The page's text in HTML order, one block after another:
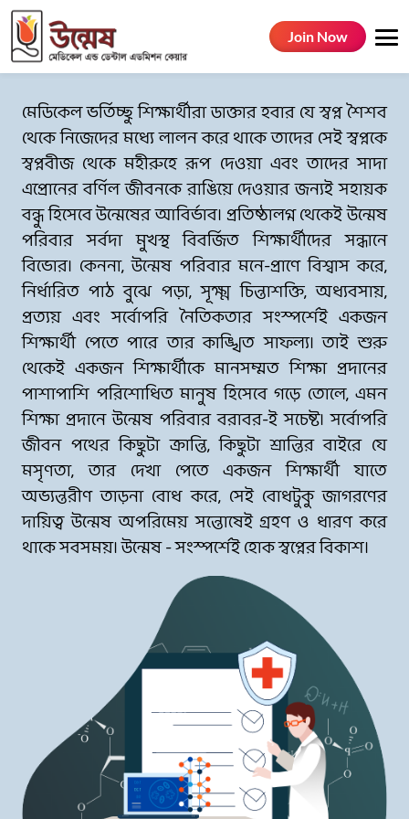
Join Now
মেডিকেল ভর্তিচ্ছু শিক্ষার্থীরা ডাক্তার হবার যে স্বপ্ন শৈশব
থেকে নিজেদের মধ্যে লালন করে থাকে তাদের সেই স্বপ্নকে
স্বপ্নবীজ থেকে মহীরুহে রূপ দেওয়া এবং তাদের সাদা
এপ্রোনের বর্ণিল জীবনকে রাঙিয়ে দেওয়ার জন্যই সহায়ক
বন্ধু হিসেবে উন্মেষের আবির্ভাব। প্রতিষ্ঠালগ্ন থেকেই উন্মেষ
পরিবার সর্বদা মুখস্থ বিবর্জিত শিক্ষার্থীদের সন্ধানে
বিভোর। কেননা, উন্মেষ পরিবার মনে-প্রাণে বিশ্বাস করে,
নির্ধারিত পাঠ বুঝে পড়া, সূক্ষ্ম চিন্তাশক্তি, অধ্যবসায়,
প্রত্যয় এবং সর্বোপরি নৈতিকতার সংস্পর্শেই একজন
শিক্ষার্থী পেতে পারে তার কাঙ্খিত সাফল্য। তাই শুরু
থেকেই একজন শিক্ষার্থীকে মানসম্মত শিক্ষা প্রদানের
পাশাপাশি পরিশোধিত মানুষ হিসেবে গড়ে তোলে, এমন
শিক্ষা প্রদানে উন্মেষ পরিবার বরাবর-ই সচেষ্ট। সর্বোপরি
জীবন পথের কিছুটা ক্রান্তি, কিছুটা শ্রান্তির বাইরে যে
মসৃণতা, তার দেখা পেতে একজন শিক্ষার্থী যাতে
অভ্যন্তরীণ তাড়না বোধ করে, সেই বোধটুকু জাগরণের
দায়িত্ব উন্মেষ অপরিমেয় সন্তোষেই গ্রহণ ও ধারণ করে
থাকে সবসময়। উন্মেষ - সংস্পর্শেই হোক স্বপ্নের বিকাশ।